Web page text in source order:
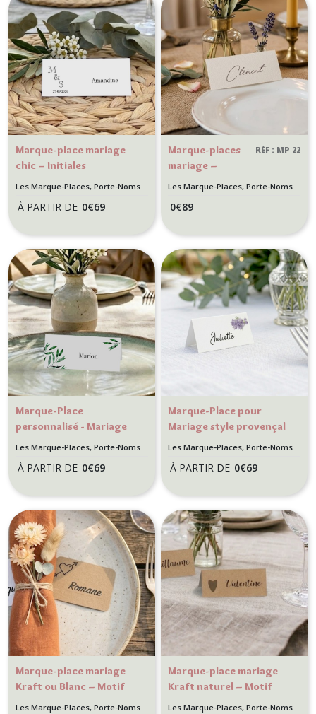
Marque-place mariage
chic – Initiales
personnalisées – Design
Les Marque-Places, Porte-Noms
À PARTIR DE 0€69
Marque-places
mariage –
Calligraphie
papier texturé
RÉF : MP 22
Les Marque-Places, Porte-Noms
0€89
Marque-Place
personnalisé - Mariage
Les Marque-Places, Porte-Noms
À PARTIR DE 0€69
Marque-Place pour
Mariage style provençal
Les Marque-Places, Porte-Noms
À PARTIR DE 0€69
Marque-place mariage
Kraft ou Blanc – Motif
Cœur et Flèche –
Les Marque-Places, Porte-Noms
Marque-place mariage
Kraft naturel – Motif
petit cœur – Décoration
Les Marque-Places, Porte-Noms